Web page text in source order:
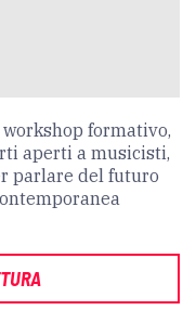
formativo,
aperti a musicisti,
parlare del futuro